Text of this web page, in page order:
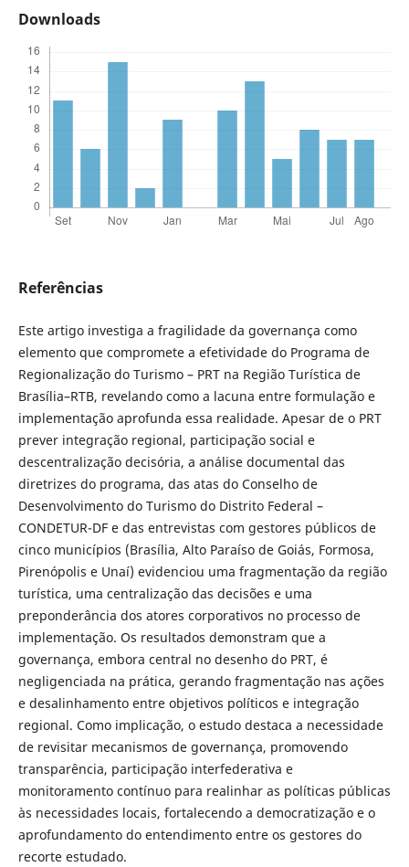
Downloads
Referências
Este artigo investiga a fragilidade da governança como
elemento que compromete a efetividade do Programa de
Regionalização do Turismo – PRT na Região Turística de
Brasília–RTB, revelando como a lacuna entre formulação e
implementação aprofunda essa realidade. Apesar de o PRT
prever integração regional, participação social e
descentralização decisória, a análise documental das
diretrizes do programa, das atas do Conselho de
Desenvolvimento do Turismo do Distrito Federal –
CONDETUR-DF e das entrevistas com gestores públicos de
cinco municípios (Brasília, Alto Paraíso de Goiás, Formosa,
Pirenópolis e Unaí) evidenciou uma fragmentação da região
turística, uma centralização das decisões e uma
preponderância dos atores corporativos no processo de
implementação. Os resultados demonstram que a
governança, embora central no desenho do PRT, é
negligenciada na prática, gerando fragmentação nas ações
e desalinhamento entre objetivos políticos e integração
regional. Como implicação, o estudo destaca a necessidade
de revisitar mecanismos de governança, promovendo
transparência, participação interfederativa e
monitoramento contínuo para realinhar as políticas públicas
às necessidades locais, fortalecendo a democratização e o
aprofundamento do entendimento entre os gestores do
recorte estudado.